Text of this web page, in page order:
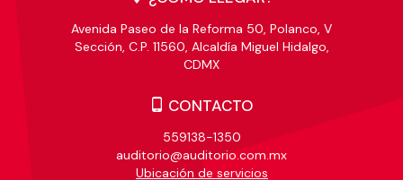
Avenida Paseo de la Reforma 50, Polanco, V
Sección, C.P. 11560, Alcaldía Miguel Hidalgo,
CDMX
CONTACTO
559138-1350
auditorio@auditorio.com.mx
Ubicación de servicios